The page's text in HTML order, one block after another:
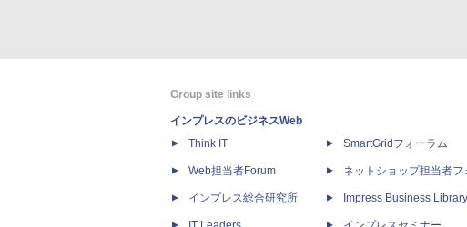
Group site links
インプレスのビジネスWeb
Think IT
Web担当者Forum
インプレス総合研究所
SmartGridフォーラム
ネットショップ担当者フ
Impress Business Library